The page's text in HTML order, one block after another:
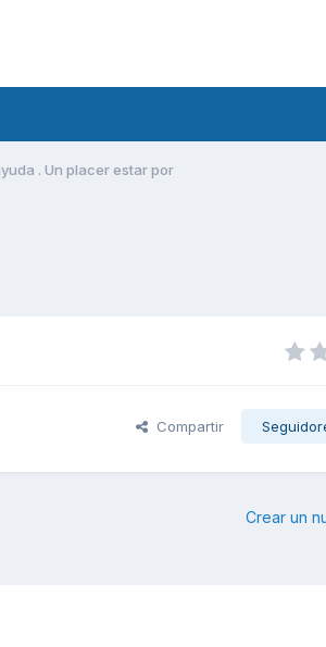
. Un placer estar por
Compartir
Crear un